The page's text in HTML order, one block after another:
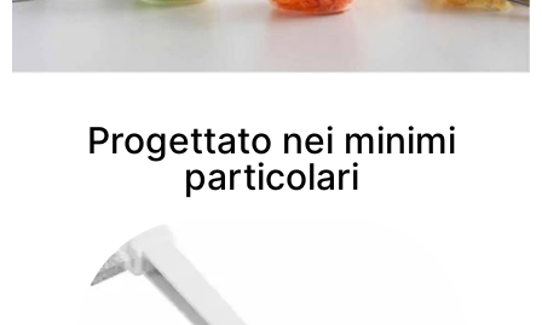
Progettato nei minimi
particolari